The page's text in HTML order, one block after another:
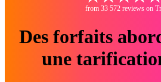
from 33 572 reviews on
Des forfaits
une